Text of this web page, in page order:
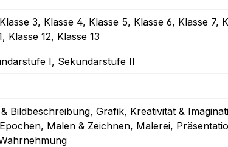
3, Klasse 4, Klasse 5, Klasse 6, Klasse 7,
, Klasse 12, Klasse 13
I, Sekundarstufe II
Bildbeschreibung, Grafik, Kreativität &
, Malen & Zeichnen, Malerei,